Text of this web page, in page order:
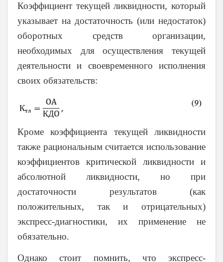
Коэффициент текущей ликвидности, который
указывает на достаточность (или недостаток)
оборотных средств организации,
необходимых для осуществления текущей
деятельности и своевременного исполнения
своих обязательств:
Кроме коэффициента текущей ликвидности
также рациональным считается использование
коэффициентов критической ликвидности и
абсолютной ликвидности, но при
достаточности результатов (как
положительных, так и отрицательных)
экспресс-диагностики, их применение не
обязательно.
Однако стоит помнить, что экспресс-